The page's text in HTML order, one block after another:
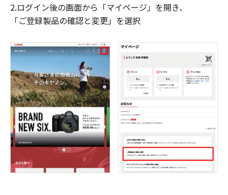
2.ログイン後の画面から「マイページ」を開き、
「ご登録製品の確認と変更」を選択